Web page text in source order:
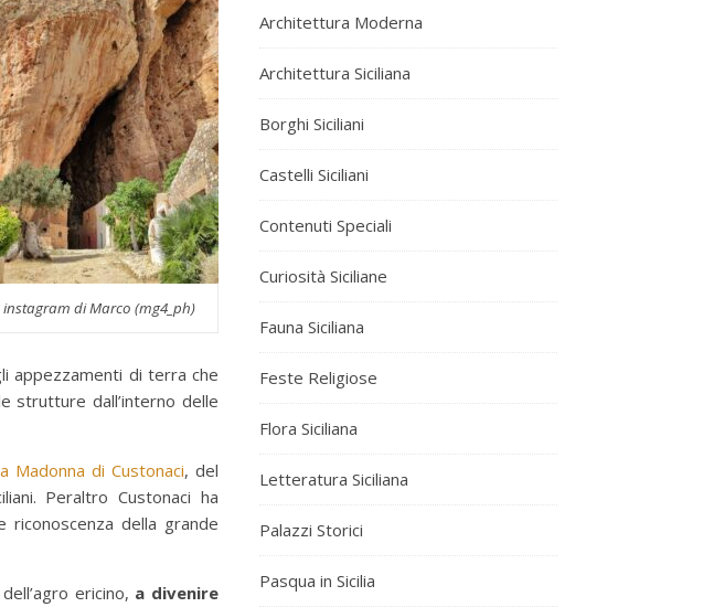
instagram di Marco (mg4_ph)
appezzamenti di terra che
strutture dall’interno delle
Madonna di Custonaci, del
Peraltro Custonaci ha
riconoscenza della grande
ericino, a divenire
Architettura Moderna
Architettura Siciliana
Borghi Siciliani
Castelli Siciliani
Contenuti Speciali
Curiosità Siciliane
Fauna Siciliana
Feste Religiose
Flora Siciliana
Letteratura Siciliana
Palazzi Storici
Pasqua in Sicilia